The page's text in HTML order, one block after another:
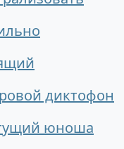
диктофон
юноша